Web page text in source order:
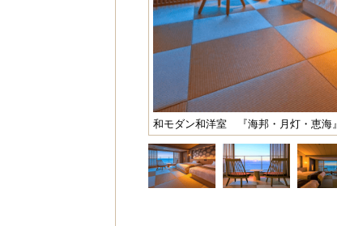
和モダン和洋室 『海邦・月灯・恵海』